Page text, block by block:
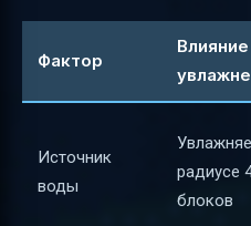
Фактор
Влияние
Источник
воды
радиусе
блоков